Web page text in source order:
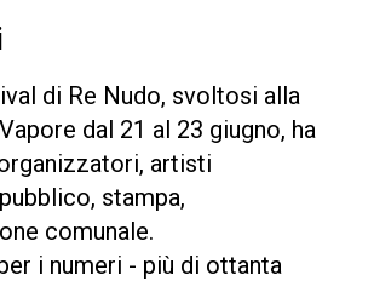
di Re Nudo, svoltosi alla
dal 21 al 23 giugno, ha
artisti
stampa,
comunale.
i numeri - più di ottanta